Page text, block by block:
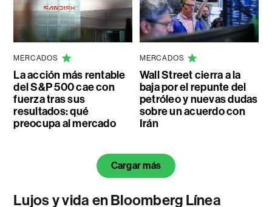
MERCADOS
La acción más rentable
del S&P 500 cae con
fuerza tras sus
resultados: qué
preocupa al mercado
MERCADOS
Wall Street cierra a la
baja por el repunte del
petróleo y nuevas dudas
sobre un acuerdo con
Irán
Cargar más
Lujos y vida en Bloomberg Línea